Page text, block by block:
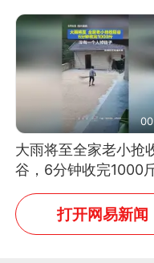
网友：果然言传不如
教！
大雨将至全家老小抢
谷，6分钟收完1000
没有一个人掉链子
打开网易新闻